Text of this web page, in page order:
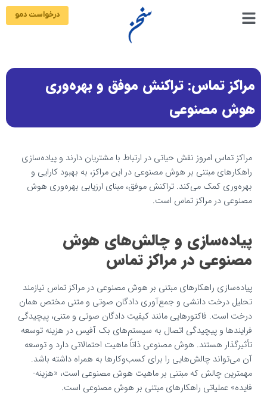
درخواست دمو
مراکز تماس: تراکنش موفق و بهره‌وری
هوش مصنوعی
مراکز تماس امروز نقش حیاتی در ارتباط با مشتریان دارند و پیاده‌سازی
راهکارهای مبتنی بر هوش مصنوعی در این مراکز، به بهبود کارایی و
بهره‌وری کمک می‌کند. تراکنش موفق، مبنای ارزیابی بهره‌وری هوش
مصنوعی در مراکز تماس است.
پیاده‌سازی و چالش‌های هوش
مصنوعی در مراکز تماس
پیاده‌سازی راهکارهای مبتنی بر هوش مصنوعی در مراکز تماس نیازمند
تحلیل درخت دانشی و جمع‌آوری دادگان صوتی و متنی مختص همان
درخت است. فاکتورهایی مانند کیفیت دادگان صوتی و متنی، پیچیدگی
فرایندها و پیچیدگی اتصال به سیستم‌های بک آفیس در هزینه توسعه
تأثیرگذار هستند. هوش مصنوعی ذاتاً ماهیت احتمالاتی دارد و توسعه
آن می‌تواند چالش‌هایی را برای کسب‌وکارها به همراه داشته باشد.
مهمترین چالش که مبتنی بر ماهیت هوش مصنوعی است، «هزینه-
فایده» عملیاتی راهکارهای مبتنی بر هوش مصنوعی است.